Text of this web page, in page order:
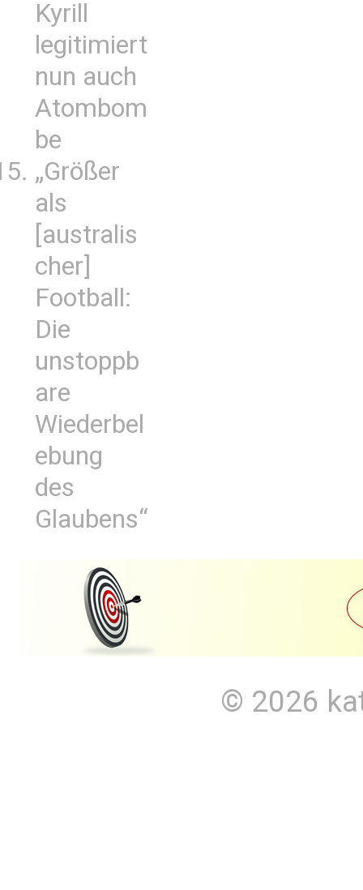
Kyrill
legitimiert
nun auch
Atombom
be
„Größer
als
[australis
cher]
Football:
Die
unstoppb
are
Wiederbel
ebung
des
Glaubens“
© 2026